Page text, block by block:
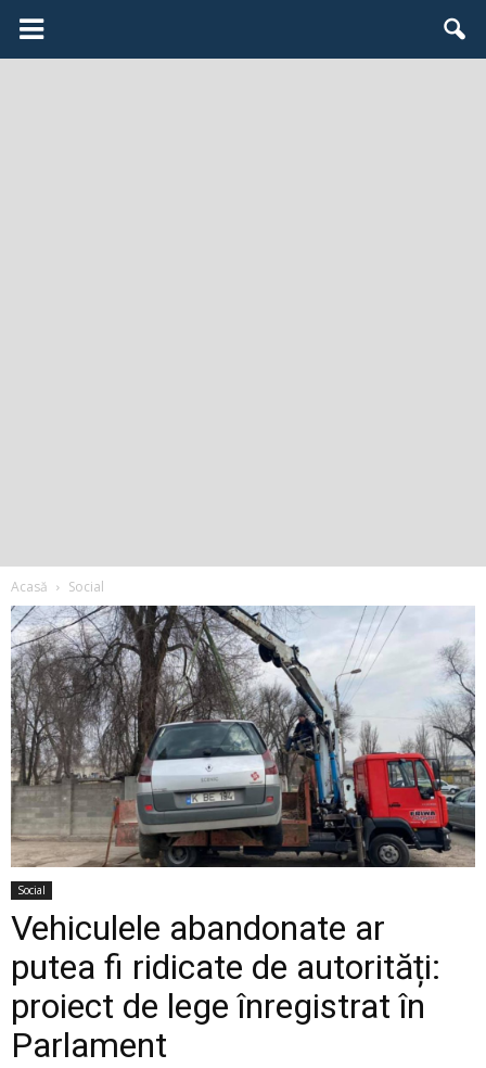
Acasă Social
Social
Vehiculele abandonate ar
putea fi ridicate de autorități:
proiect de lege înregistrat în
Parlament